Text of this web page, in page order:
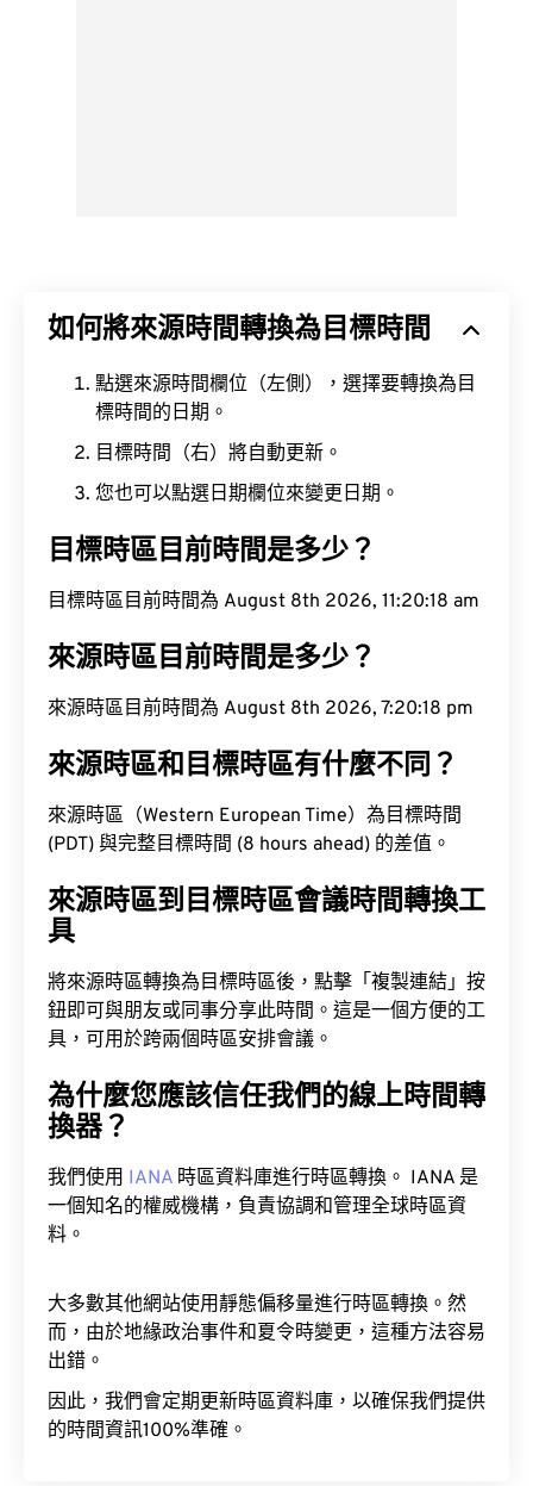
如何將來源時間轉換為目標時間
點選來源時間欄位（左側），選擇要轉換為目
標時間的日期。
目標時間（右）將自動更新。
您也可以點選日期欄位來變更日期。
目標時區目前時間是多少？
目標時區目前時間為 August 8th 2026, 11:20:19 am
來源時區目前時間是多少？
來源時區目前時間為 August 8th 2026, 7:20:19 pm
來源時區和目標時區有什麼不同？
來源時區（Western European Time）為目標時間
(PDT) 與完整目標時間 (8 hours ahead) 的差值。
來源時區到目標時區會議時間轉換工
具
將來源時區轉換為目標時區後，點擊「複製連結」按
鈕即可與朋友或同事分享此時間。這是一個方便的工
具，可用於跨兩個時區安排會議。
為什麼您應該信任我們的線上時間轉
換器？
我們使用 IANA 時區資料庫進行時區轉換。 IANA 是
一個知名的權威機構，負責協調和管理全球時區資
料。
大多數其他網站使用靜態偏移量進行時區轉換。然
而，由於地緣政治事件和夏令時變更，這種方法容易
出錯。
因此，我們會定期更新時區資料庫，以確保我們提供
的時間資訊100%準確。